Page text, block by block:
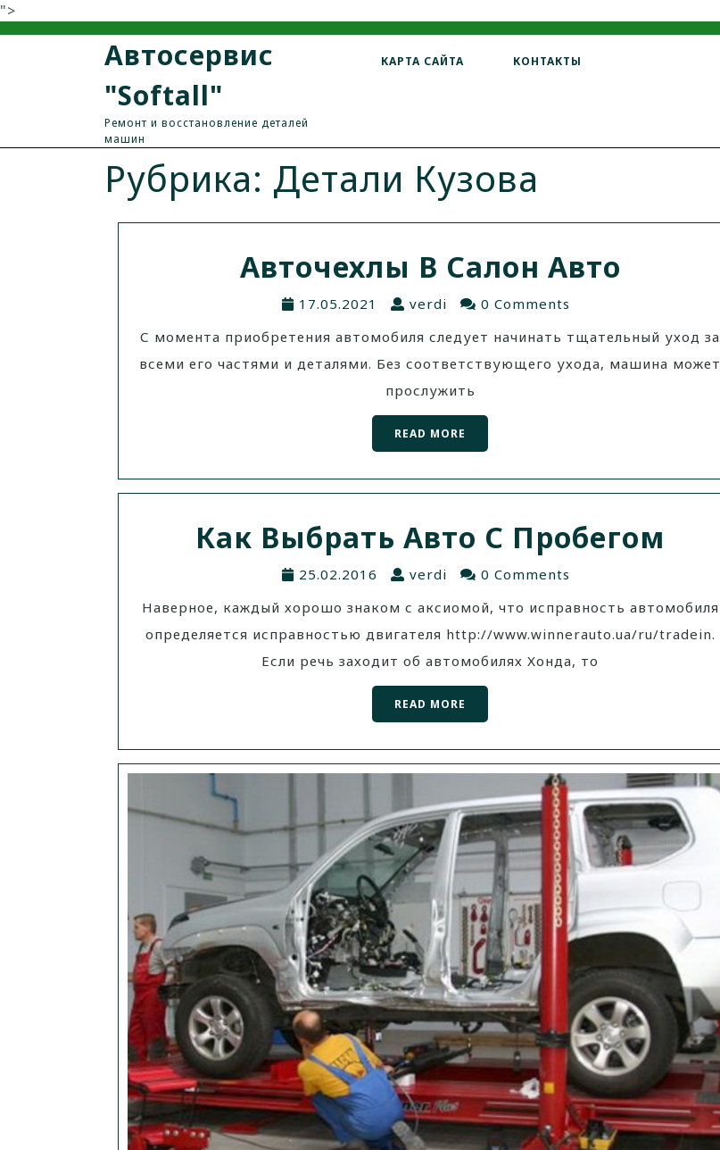
">
Автосервис
"Softall"
Ремонт и восстановление деталей
машин
КАРТА САЙТА КОНТАКТЫ
Рубрика: Детали Кузова
Авточехлы В Салон Авто
17.05.2021 verdi
0 Comments
С момента приобретения автомобиля следует начинать тщательный уход за
всеми его частями и деталями. Без соответствующего ухода, машина может
прослужить
READ MORE
Как Выбрать Авто С Пробегом
25.02.2016 verdi
0 Comments
Наверное, каждый хорошо знаком с аксиомой, что исправность автомобиля
определяется исправностью двигателя http://www.winnerauto.ua/ru/tradein.
Если речь заходит об автомобилях Хонда, то
READ MORE